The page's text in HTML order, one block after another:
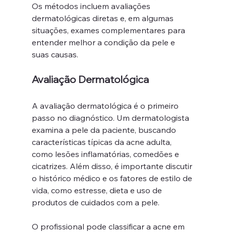
Os métodos incluem avaliações
dermatológicas diretas e, em algumas
situações, exames complementares para
entender melhor a condição da pele e
suas causas.
Avaliação Dermatológica
A avaliação dermatológica é o primeiro
passo no diagnóstico. Um dermatologista
examina a pele da paciente, buscando
características típicas da acne adulta,
como lesões inflamatórias, comedões e
cicatrizes. Além disso, é importante discutir
o histórico médico e os fatores de estilo de
vida, como estresse, dieta e uso de
produtos de cuidados com a pele.
O profissional pode classificar a acne em